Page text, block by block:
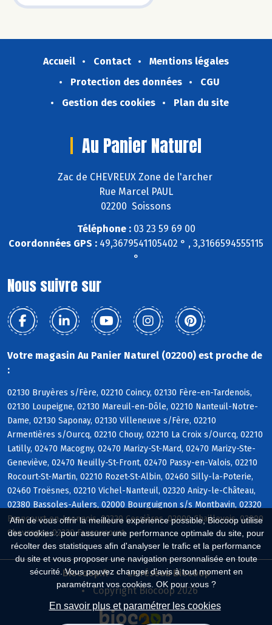
Afin de vous offrir la meilleure expérience possible, Biocoop utilise
des cookies : pour assurer une performance optimale du site, pour
récolter des statistiques afin d'analyser le trafic et la performance
du site et vous proposer une navigation personnalisée en toute
sécurité. Vous pouvez changer d'avis à tout moment en
paramétrant vos cookies. OK pour vous ?
En savoir plus et paramétrer les cookies
Accueil Contact
Mentions légales
Protection des données
CGU
Gestion des cookies
Plan du site
Au Panier Naturel
Zac de CHEVREUX Zone de l'archer
Rue Marcel PAUL
02200 Soissons
Téléphone :03 23 59 69 00
Coordonnées GPS : 49,3679541105402 ° , 3,3166594555115
°
Nous suivre sur
Votre magasin Au Panier Naturel (02200) est proche de
:
02130 Bruyères s/Fère, 02210 Coincy, 02130 Fère-en-Tardenois,
02130 Loupeigne, 02130 Mareuil-en-Dôle, 02210 Nanteuil-Notre-
Dame, 02130 Saponay, 02130 Villeneuve s/Fère, 02210
Armentières s/Ourcq, 02210 Chouy, 02210 La Croix s/Ourcq, 02210
Latilly, 02470 Macogny, 02470 Marizy-St-Mard, 02470 Marizy-Ste-
Geneviève, 02470 Neuilly-St-Front, 02470 Passy-en-Valois, 02210
Rocourt-St-Martin, 02210 Rozet-St-Albin, 02460 Silly-la-Poterie,
02460 Troësnes, 02210 Vichel-Nanteuil, 02320 Anizy-le-Château,
02380 Bassoles-Aulers, 02000 Bourguignon s/s Montbavin, 02320
Brancourt-en-Laonnois, 02320 Cessières, 02000 Chaillevois, 02000
Chevregny, 02320 Faucoucourt
Biocoop.fr
Le réseau Biocoop
Copyright Biocoop 2026